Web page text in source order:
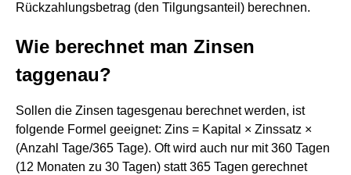
Rückzahlungsbetrag (den Tilgungsanteil) berechnen.
Wie berechnet man Zinsen
taggenau?
Sollen die Zinsen tagesgenau berechnet werden, ist
folgende Formel geeignet: Zins = Kapital × Zinssatz ×
(Anzahl Tage/365 Tage). Oft wird auch nur mit 360 Tagen
(12 Monaten zu 30 Tagen) statt 365 Tagen gerechnet